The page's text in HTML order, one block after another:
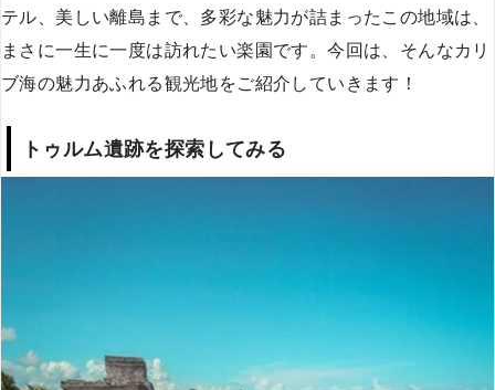
テル、美しい離島まで、多彩な魅力が詰まったこの地域は、
まさに一生に一度は訪れたい楽園です。今回は、そんなカリ
ブ海の魅力あふれる観光地をご紹介していきます！
トゥルム遺跡を探索してみる